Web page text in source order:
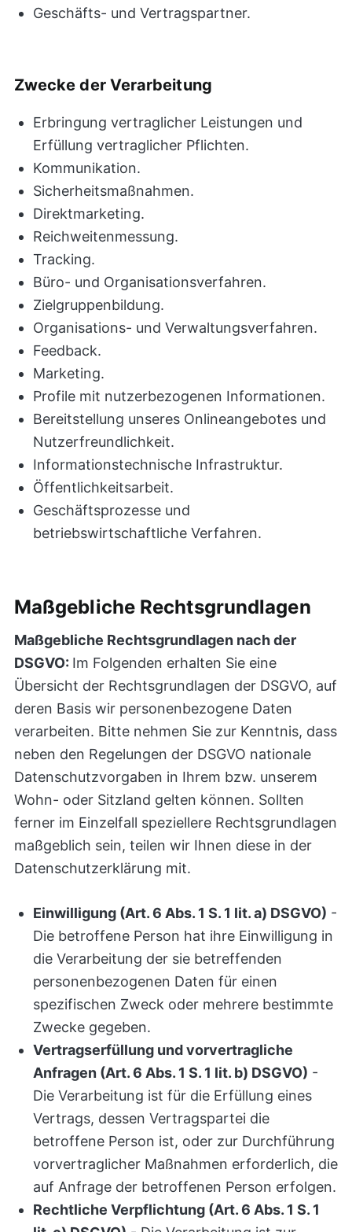
Geschäfts- und Vertragspartner.
Zwecke der Verarbeitung
Erbringung vertraglicher Leistungen und
Erfüllung vertraglicher Pflichten.
Kommunikation.
Sicherheitsmaßnahmen.
Direktmarketing.
Reichweitenmessung.
Tracking.
Büro- und Organisationsverfahren.
Zielgruppenbildung.
Organisations- und Verwaltungsverfahren.
Feedback.
Marketing.
Profile mit nutzerbezogenen Informationen.
Bereitstellung unseres Onlineangebotes und
Nutzerfreundlichkeit.
Informationstechnische Infrastruktur.
Öffentlichkeitsarbeit.
Geschäftsprozesse und
betriebswirtschaftliche Verfahren.
Maßgebliche Rechtsgrundlagen
Maßgebliche Rechtsgrundlagen nach der
DSGVO: Im Folgenden erhalten Sie eine
Übersicht der Rechtsgrundlagen der DSGVO, auf
deren Basis wir personenbezogene Daten
verarbeiten. Bitte nehmen Sie zur Kenntnis, dass
neben den Regelungen der DSGVO nationale
Datenschutzvorgaben in Ihrem bzw. unserem
Wohn- oder Sitzland gelten können. Sollten
ferner im Einzelfall speziellere Rechtsgrundlagen
maßgeblich sein, teilen wir Ihnen diese in der
Datenschutzerklärung mit.
Einwilligung (Art. 6 Abs. 1 S. 1 lit. a) DSGVO) -
Die betroffene Person hat ihre Einwilligung in
die Verarbeitung der sie betreffenden
personenbezogenen Daten für einen
spezifischen Zweck oder mehrere bestimmte
Zwecke gegeben.
Vertragserfüllung und vorvertragliche
Anfragen (Art. 6 Abs. 1 S. 1 lit. b) DSGVO) -
Die Verarbeitung ist für die Erfüllung eines
Vertrags, dessen Vertragspartei die
betroffene Person ist, oder zur Durchführung
vorvertraglicher Maßnahmen erforderlich, die
auf Anfrage der betroffenen Person erfolgen.
Rechtliche Verpflichtung (Art. 6 Abs. 1 S. 1